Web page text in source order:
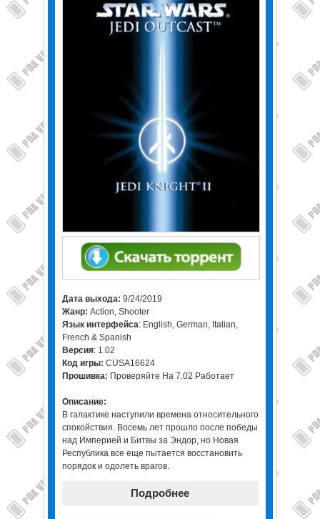
Дата выхода: 9/24/2019
Жанр: Action, Shooter
Язык интерфейса: English, German, Italian,
French & Spanish
Версия: 1.02
Код игры: CUSA16624
Прошивка: Проверяйте На 7.02 Работает
Описание:
В галактике наступили времена относительного
спокойствия. Восемь лет прошло после победы
над Империей и Битвы за Эндор, но Новая
Республика все еще пытается восстановить
порядок и одолеть врагов.
Подробнее